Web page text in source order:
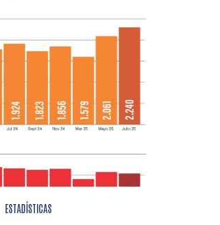
ESTADÍSTICAS